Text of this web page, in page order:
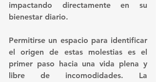
impactando directamente en su
bienestar diario.
Permitirse un espacio para identificar
el origen de estas molestias es el
primer paso hacia una vida plena y
libre de incomodidades. La